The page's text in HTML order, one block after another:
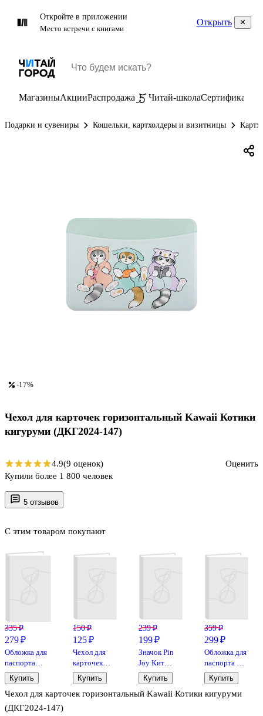
Откройте в приложении
Место встречи с книгами
Открыть
МагазиныАкцииРаспродажа Читай-школаСертификаты
Подарки и сувениры Кошельки, картхолдеры и визитницы
5 отзывов
Чехол для карточек горизонтальный Kawaii Котики кигуруми
(ДКГ2024-147)
С этим товаром покупают
335 ₽
279 ₽
Обложка для
паспорта
Басик И зачем
паспорт (ПВХ
бокс) (12-999-
27-547)
Купить
150 ₽
125 ₽
Чехол для
карточек
Киты
(ДГ2020-
251)
Купить
239 ₽
199 ₽
Значок Pin
Joy Кит
(металл) (12-
08599-923)
Купить
359 ₽
299 ₽
Обложка для
паспорта Я
всё (Котик)
(ПВХ бокс)
Купить
-17%
Чехол для карточек горизонтальный Kawaii Котики
кигуруми (ДКГ2024-147)
4.9(9 оценок)
Оценить
Купили более 1 800 человек